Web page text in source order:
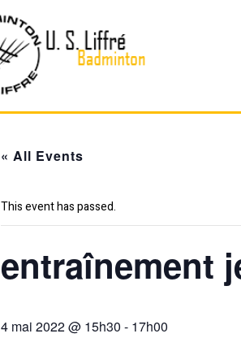
« All Events
This event has passed.
entraînement
4 mai 2022 @ 15h30 - 17h00